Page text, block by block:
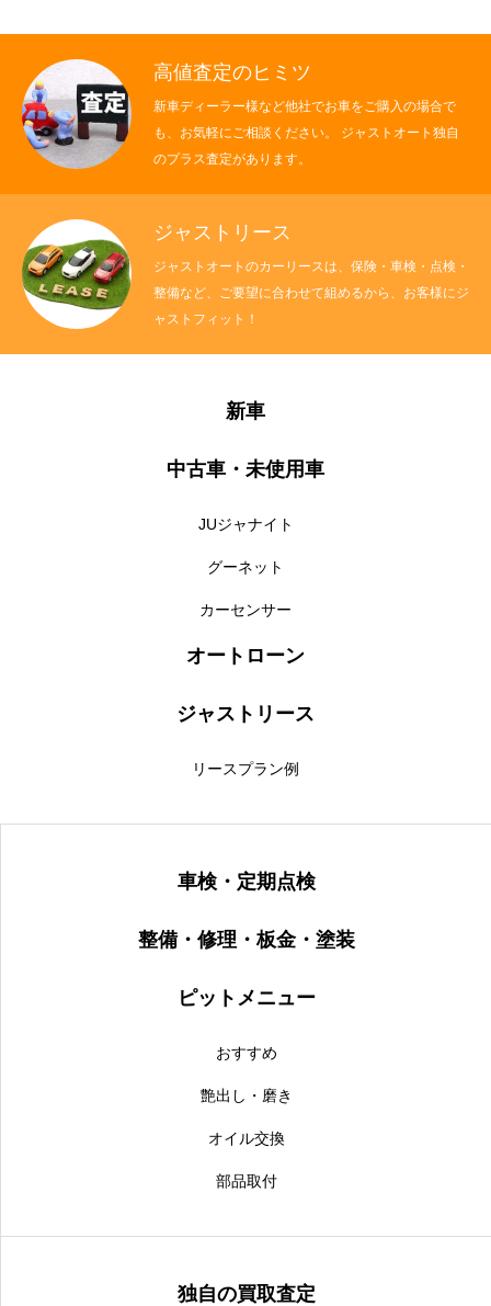
高値査定のヒミツ
新車ディーラー様など他社でお車をご購入の場合で
も、お気軽にご相談ください。 ジャストオート独自
のプラス査定があります。
ジャストリース
ジャストオートのカーリースは、保険・車検・点検・
整備など、ご要望に合わせて組めるから、お客様にジ
ャストフィット！
新車
中古車・未使用車
JUジャナイト
グーネット
カーセンサー
オートローン
ジャストリース
リースプラン例
車検・定期点検
整備・修理・板金・塗装
ピットメニュー
おすすめ
艶出し・磨き
オイル交換
部品取付
独自の買取査定